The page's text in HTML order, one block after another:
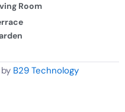
Room
B29 Technology